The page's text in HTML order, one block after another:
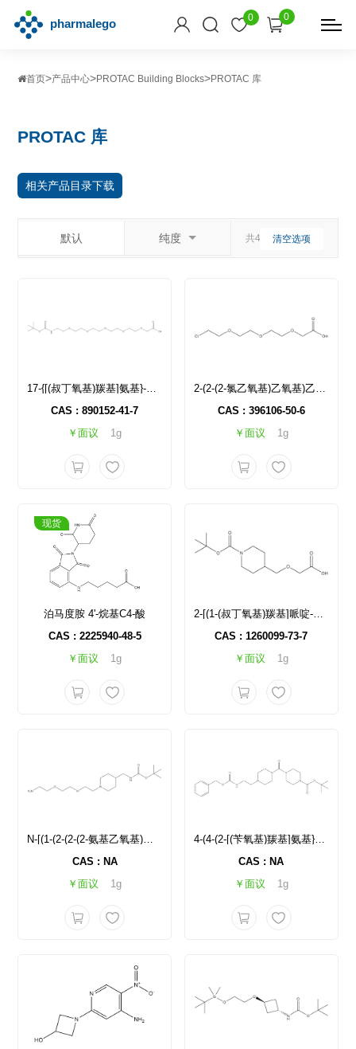
0 0
首页>产品中心>PROTAC Building Blocks>PROTAC 库
PROTAC 库
相关产品目录下载
默认 纯度 共422个相关产品
清空选项
17-{[(叔丁氧基)羰基]氨基}-3,6,9,12,15-五氧杂十七烷酸
CAS : 890152-41-7
￥面议
1g
2-(2-(2-氯乙氧基)乙氧基)乙氧基)乙酸
CAS : 396106-50-6
￥面议
1g
现货
泊马度胺 4'-烷基C4-酸
CAS : 2225940-48-5
￥面议
1g
2-[(1-(叔丁氧基)羰基]哌啶-4-基)甲氧基]乙酸
CAS : 1260099-73-7
￥面议
1g
N-[(1-(2-(2-(2-氨基乙氧基)乙氧基)乙基)哌啶-4-基)甲基]氨基甲酸叔丁酯
CAS : NA
￥面议
1g
4-(4-(2-[(苄氧基)羰基]氨基}乙基)哌嗪-1-羰基)哌嗪-1-羧酸叔丁酯
CAS : NA
￥面议
1g